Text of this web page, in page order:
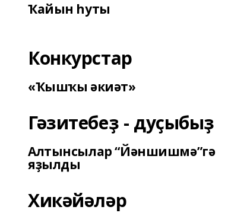
Ҡайын һуты
Конкурстар
«Ҡышҡы әкиәт»
Гәзитебеҙ - дуҫыбыҙ
Алтынсылар “Йәншишмә”гә
яҙылды
Хикәйәләр